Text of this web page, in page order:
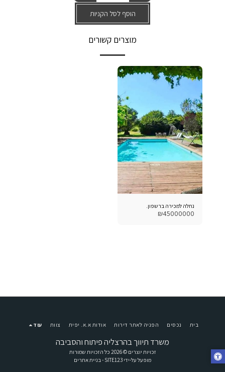
הוסף לסל הקניות
מוצרים קשורים
נחלה למכירה ברשפון.
₪45000000
משרד תיווך בהרצליה פיתוח והסביבה
זכויות יוצרים © 2026 כל הזכויות שמורות
מופעל על-ידי SITE123
-בניית אתרים
בית נכסים הפניה לאתר דירות אודות א.א. יפית צוות עוד